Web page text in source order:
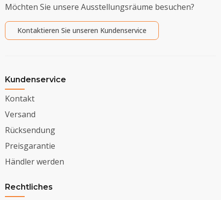
Möchten Sie unsere Ausstellungsräume besuchen?
Kontaktieren Sie unseren Kundenservice
Kundenservice
Kontakt
Versand
Rücksendung
Preisgarantie
Händler werden
Rechtliches